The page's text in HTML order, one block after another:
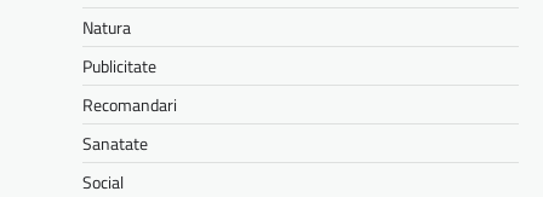
Natura
Publicitate
Recomandari
Sanatate
Social